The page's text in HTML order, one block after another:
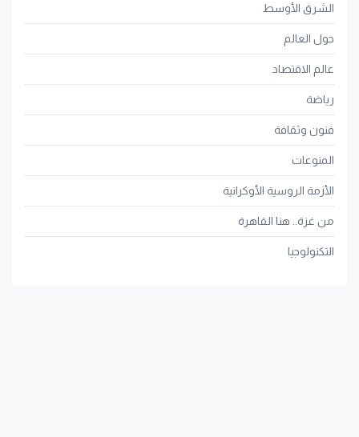
الشرق الأوسط
حول العالم
عالم الاقتصاد
رياضة
فنون وثقافة
المنوعات
الأزمة الروسية الأوكرانية
من غزة.. هنا القاهرة
التكنولوجيا